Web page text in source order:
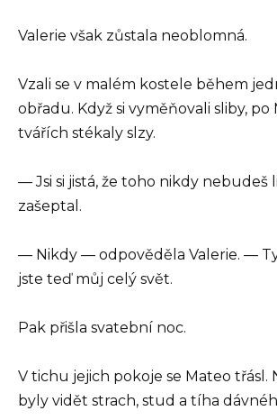
Valerie však zůstala neoblomná.
Vzali se v malém kostele během
obřadu. Když si vyměňovali sliby, po
tvářích stékaly slzy.
— Jsi si jistá, že toho nikdy
zašeptal.
— Nikdy — odpověděla Valerie. —
jste teď můj celý svět.
Pak přišla svatební noc.
V tichu jejich pokoje se Mateo třásl.
byly vidět strach, stud a tíha